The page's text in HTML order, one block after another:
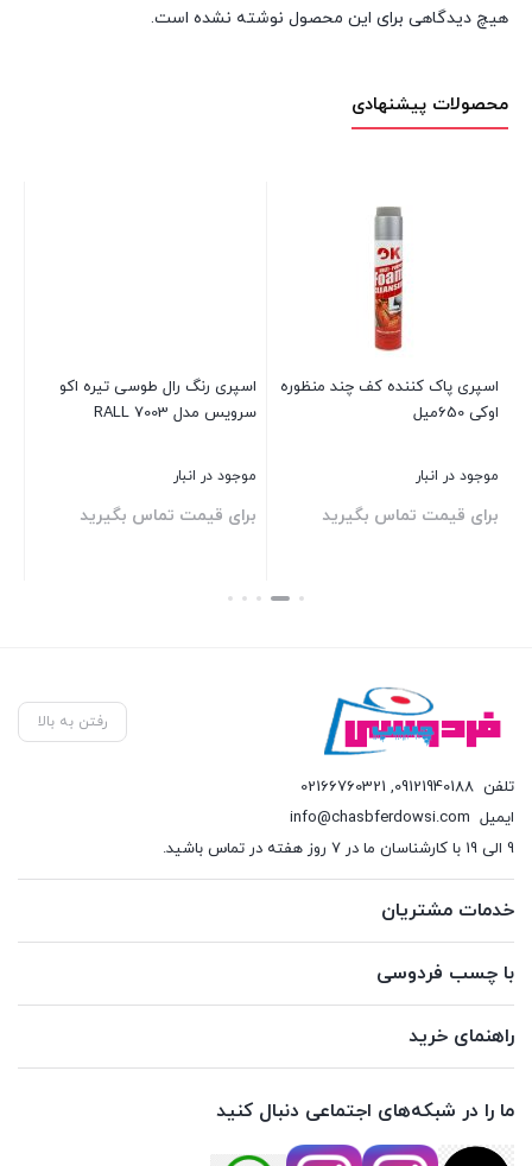
هیچ دیدگاهی برای این محصول نوشته نشده است.
محصولات پیشنهادی
اسپری پاک کننده کف چند منظوره
اوکی 650میل
موجود در انبار
برای قیمت تماس بگیرید
اسپری رنگ رال طوسی تیره اکو
سرویس مدل RALL 7003
موجود در انبار
برای قیمت تماس بگیرید
بستن
رفتن به بالا
تلفن 09121940188
,
02166760321
ایمیل info@chasbferdowsi.com
9 الی 19 با کارشناسان ما در 7 روز هفته در تماس باشید.
خدمات مشتریان
با چسب فردوسی
راهنمای خرید
ما را در شبکه‌های اجتماعی دنبال کنید